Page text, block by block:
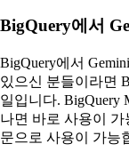
BigQuery에서
BigQuery에서
있으신 분들이라면
일입니다. BigQuery
나면 바로 사용이
문으로 사용이 가능